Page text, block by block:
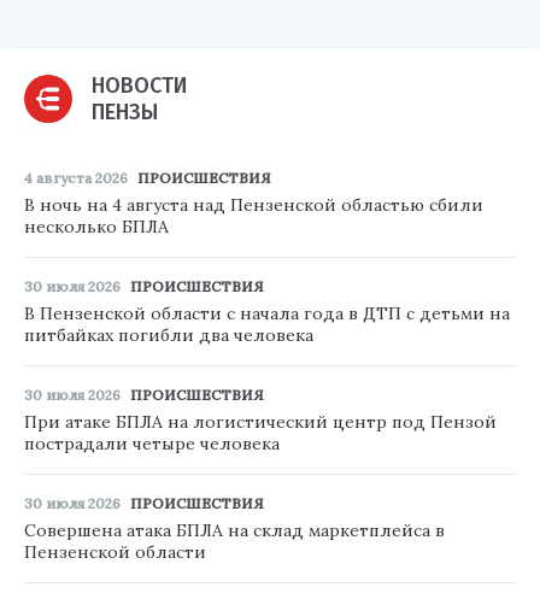
НОВОСТИ
ПЕНЗЫ
4 августа 2026 ПРОИСШЕСТВИЯ
В ночь на 4 августа над Пензенской областью сбили
несколько БПЛА
30 июля 2026 ПРОИСШЕСТВИЯ
В Пензенской области с начала года в ДТП с детьми на
питбайках погибли два человека
30 июля 2026 ПРОИСШЕСТВИЯ
При атаке БПЛА на логистический центр под Пензой
пострадали четыре человека
30 июля 2026 ПРОИСШЕСТВИЯ
Совершена атака БПЛА на склад маркетплейса в
Пензенской области